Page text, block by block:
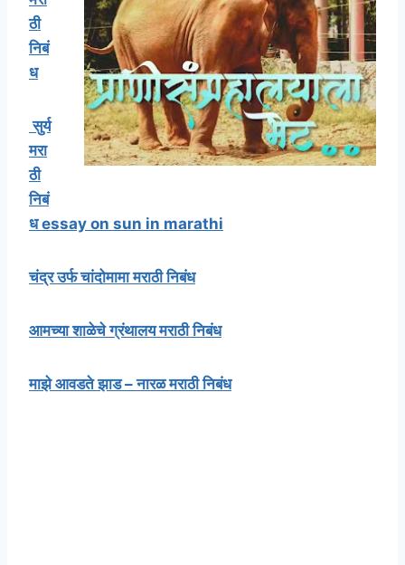
ठी
निबं
ध
सुर्य
मरा
ठी
निबं
ध essay on sun in marathi
चंद्र उर्फ चांदोमामा मराठी निबंध
आमच्या शाळेचे ग्रंथालय मराठी निबंध
माझे आवडते झाड – नारळ मराठी निबंध